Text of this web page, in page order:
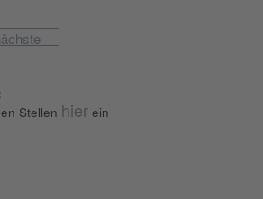
Stellen hier ein